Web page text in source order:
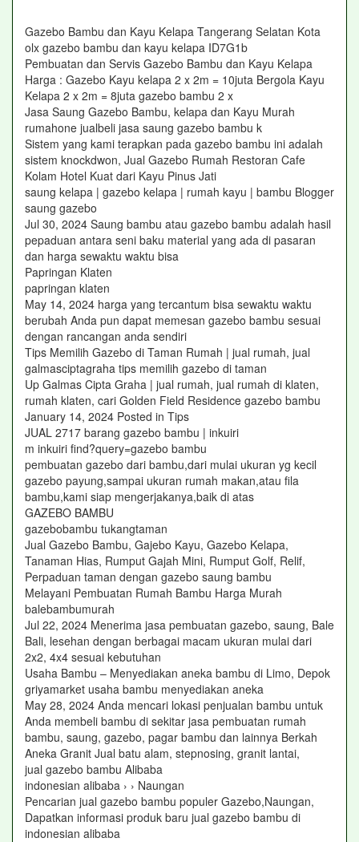
Gazebo Bambu dan Kayu Kelapa Tangerang Selatan Kota
olx gazebo bambu dan kayu kelapa ID7G1b
Pembuatan dan Servis Gazebo Bambu dan Kayu Kelapa
Harga : Gazebo Kayu kelapa 2 x 2m = 10juta Bergola Kayu
Kelapa 2 x 2m = 8juta gazebo bambu 2 x
Jasa Saung Gazebo Bambu, kelapa dan Kayu Murah
rumahone jualbeli jasa saung gazebo bambu k
Sistem yang kami terapkan pada gazebo bambu ini adalah
sistem knockdwon, Jual Gazebo Rumah Restoran Cafe
Kolam Hotel Kuat dari Kayu Pinus Jati
saung kelapa | gazebo kelapa | rumah kayu | bambu Blogger
saung gazebo
Jul 30, 2024 Saung bambu atau gazebo bambu adalah hasil
pepaduan antara seni baku material yang ada di pasaran
dan harga sewaktu waktu bisa
Papringan Klaten
papringan klaten
May 14, 2024 harga yang tercantum bisa sewaktu waktu
berubah Anda pun dapat memesan gazebo bambu sesuai
dengan rancangan anda sendiri
Tips Memilih Gazebo di Taman Rumah | jual rumah, jual
galmasciptagraha tips memilih gazebo di taman
Up Galmas Cipta Graha | jual rumah, jual rumah di klaten,
rumah klaten, cari Golden Field Residence gazebo bambu
January 14, 2024 Posted in Tips
JUAL 2717 barang gazebo bambu | inkuiri
m inkuiri find?query=gazebo bambu
pembuatan gazebo dari bambu,dari mulai ukuran yg kecil
gazebo payung,sampai ukuran rumah makan,atau fila
bambu,kami siap mengerjakanya,baik di atas
GAZEBO BAMBU
gazebobambu tukangtaman
Jual Gazebo Bambu, Gajebo Kayu, Gazebo Kelapa,
Tanaman Hias, Rumput Gajah Mini, Rumput Golf, Relif,
Perpaduan taman dengan gazebo saung bambu
Melayani Pembuatan Rumah Bambu Harga Murah
balebambumurah
Jul 22, 2024 Menerima jasa pembuatan gazebo, saung, Bale
Bali, lesehan dengan berbagai macam ukuran mulai dari
2x2, 4x4 sesuai kebutuhan
Usaha Bambu – Menyediakan aneka bambu di Limo, Depok
griyamarket usaha bambu menyediakan aneka
May 28, 2024 Anda mencari lokasi penjualan bambu untuk
Anda membeli bambu di sekitar jasa pembuatan rumah
bambu, saung, gazebo, pagar bambu dan lainnya Berkah
Aneka Granit Jual batu alam, stepnosing, granit lantai,
jual gazebo bambu Alibaba
indonesian alibaba › › Naungan
Pencarian jual gazebo bambu populer Gazebo,Naungan,
Dapatkan informasi produk baru jual gazebo bambu di
indonesian alibaba